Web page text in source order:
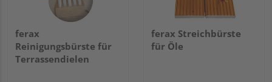
ferax
Reinigungsbürste für
Terrassendielen
ferax Streichbürste
für Öle